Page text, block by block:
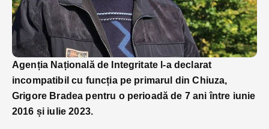
Agenția Națională de Integritate l-a declarat
incompatibil cu funcția pe primarul din Chiuza,
Grigore Bradea pentru o perioadă de 7 ani între iunie
2016 și iulie 2023.